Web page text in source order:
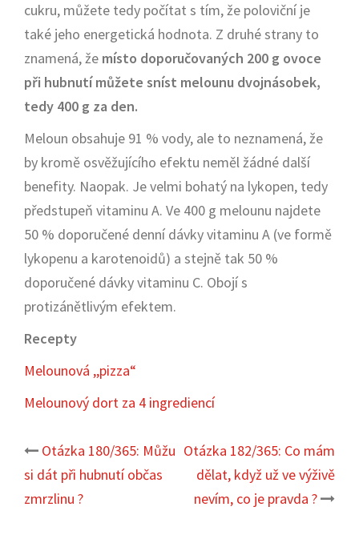
cukru, můžete tedy počítat s tím, že poloviční je
také jeho energetická hodnota. Z druhé strany to
znamená, že místo doporučovaných 200 g ovoce
při hubnutí můžete sníst melounu dvojnásobek,
tedy 400 g za den.
Meloun obsahuje 91 % vody, ale to neznamená, že
by kromě osvěžujícího efektu neměl žádné další
benefity. Naopak. Je velmi bohatý na lykopen, tedy
předstupeň vitaminu A. Ve 400 g melounu najdete
50 % doporučené denní dávky vitaminu A (ve formě
lykopenu a karotenoidů) a stejně tak 50 %
doporučené dávky vitaminu C. Obojí s
protizánětlivým efektem.
Recepty
Melounová ,,pizza“
Melounový dort za 4 ingrediencí
Post
navigation
Otázka 180/365: Můžu
si dát při hubnutí občas
zmrzlinu ?
Otázka 182/365: Co mám
dělat, když už ve výživě
nevím, co je pravda ?